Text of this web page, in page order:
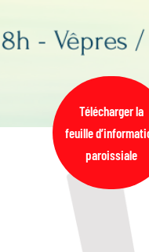
Télécharger la
feuille
paroissiale